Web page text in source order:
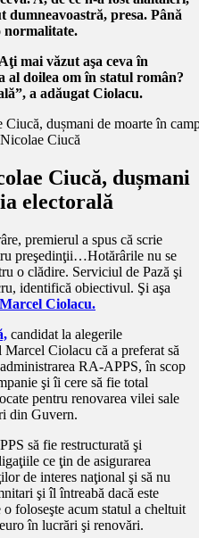
dumneavoastră, presa. Până
normalitate.
mai văzut aşa ceva în
al doilea om în statul român?
a adăugat Ciolacu.
Ciucă
Ciucă, dușmani
electorală
premierul a spus că scrie
preşedinţii…Hotărârile nu se
o clădire. Serviciul de Pază şi
identifică obiectivul. Şi aşa
Marcel Ciolacu.
candidat la alegerile
Ciolacu că a preferat să
RA-APPS, în scop
şi îi cere să fie total
pentru renovarea vilei sale
din Guvern.
să fie restructurată şi
ce ţin de asigurarea
de interes naţional şi să nu
şi îl întreabă dacă este
foloseşte acum statul a cheltuit
în lucrări şi renovări.